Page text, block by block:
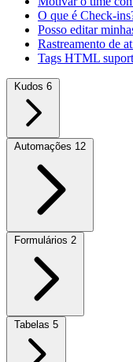
O que é Check-
Posso editar
Rastreamento de
Tags HTML
Kudos 6
Automações 12
Formulários 2
Tabelas 5